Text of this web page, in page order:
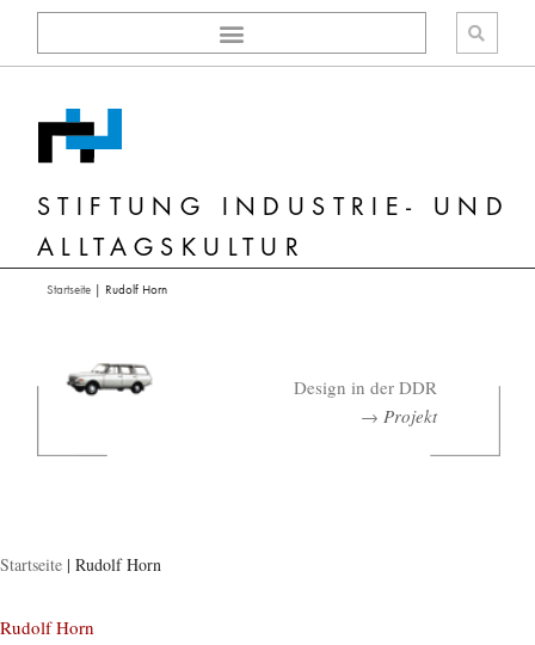
Zum
springen
STIFTUNG INDUSTRIE- UND
ALLTAGSKULTUR
Startseite| Rudolf Horn
Design in der DDR
→ Projekt
Startseite | Rudolf Horn
Rudolf Horn